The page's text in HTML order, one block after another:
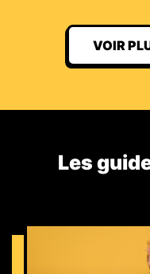
VOIR
Les